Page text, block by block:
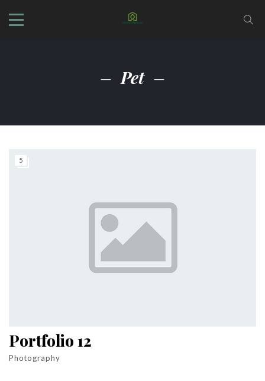
Pet
5
Portfolio 12
Photography